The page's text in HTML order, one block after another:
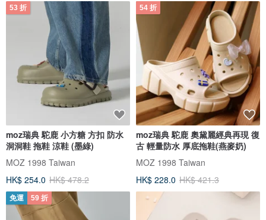
53 折
moz瑞典 駝鹿 小方糖 方扣 防水
洞洞鞋 拖鞋 涼鞋 (墨綠)
MOZ 1998 Taiwan
HK$ 254.0 HK$ 478.2
54 折
moz瑞典 駝鹿 奧黛麗經典再現 復
古 輕量防水 厚底拖鞋(燕麥奶)
MOZ 1998 Taiwan
HK$ 228.0 HK$ 421.3
免運 59 折